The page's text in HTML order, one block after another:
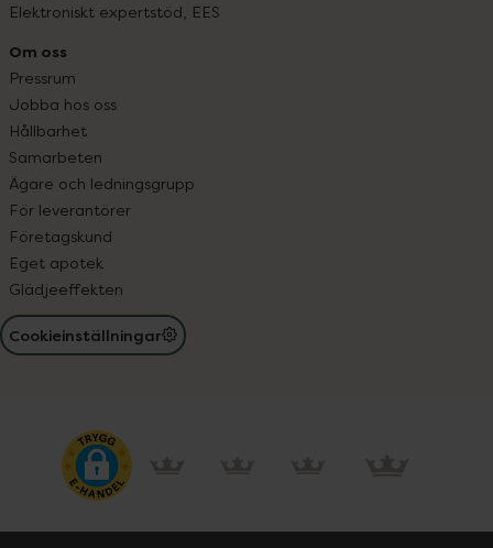
Elektroniskt expertstöd, EES
Om oss
Pressrum
Jobba hos oss
Hållbarhet
Samarbeten
Ägare och ledningsgrupp
För leverantörer
Företagskund
Eget apotek
Glädjeeffekten
Cookieinställningar